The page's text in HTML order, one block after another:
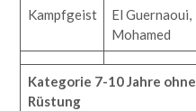
Kampfgeist
El Guernaoui,
Mohamed
Kategorie 7-10 Jahre ohne
Rüstung